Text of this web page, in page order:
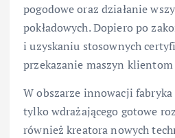
pogodowe oraz działanie
pokładowych. Dopiero po
i uzyskaniu stosownych
przekazanie maszyn
W obszarze innowacji
tylko wdrażającego gotowe
również kreatora nowych